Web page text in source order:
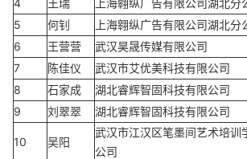
4
王瑞 上海翱纵广告有限公司湖北分
5
何钊 上海翱纵广告有限公司湖北分
6
王营营 武汉昊晟传媒有限公司
7
陈佳仪 武汉市艾优美科技有限公司
8
石家成 湖北睿辉智固科技有限公司
9
刘翠翠 湖北睿辉智固科技有限公司
10 吴阳
武汉市江汉区笔墨间艺术培训
公司